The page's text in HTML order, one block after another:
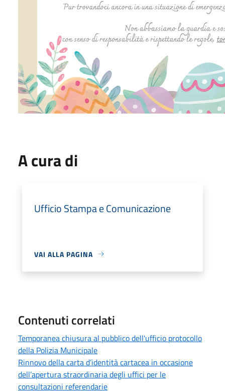
A cura di
Ufficio Stampa e Comunicazione
VAI ALLA PAGINA
Contenuti correlati
Temporanea chiusura al pubblico dell'ufficio protocollo
della Polizia Municipale
Rinnovo della carta d’identità cartacea in occasione
dell’apertura straordinaria degli uffici per le
consultazioni referendarie